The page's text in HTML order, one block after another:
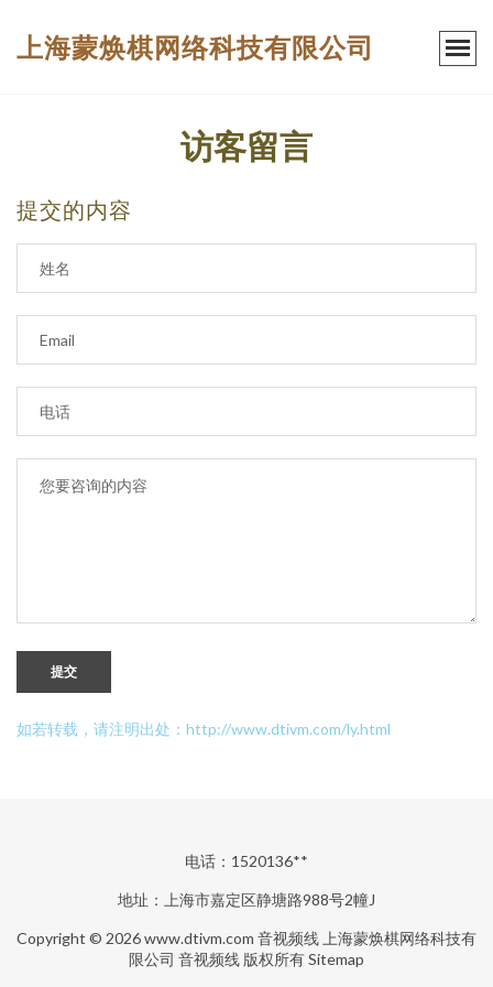
上海蒙焕棋网络科技有限公司
访客留言
提交的内容
提交
如若转载，请注明出处：http://www.dtivm.com/ly.html
电话：1520136**
地址：上海市嘉定区静塘路988号2幢J
Copyright © 2026www.dtivm.com 音视频线 上海蒙焕棋网络科技有
限公司 音视频线 版权所有Sitemap